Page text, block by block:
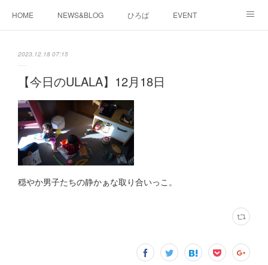
HOME NEWS&BLOG ひろば EVENT
2023.12.18 07:15
【今日のULALA】12月18日
穏やか男子たちの静かぁな取り合いっこ。